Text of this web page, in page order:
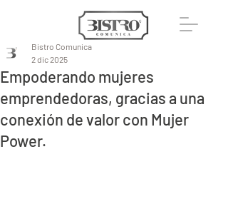
Empoderando mujeres
emprendedoras, gracias a una
conexión de valor con Mujer
Power.
Bistro Comunica
2 dic 2025